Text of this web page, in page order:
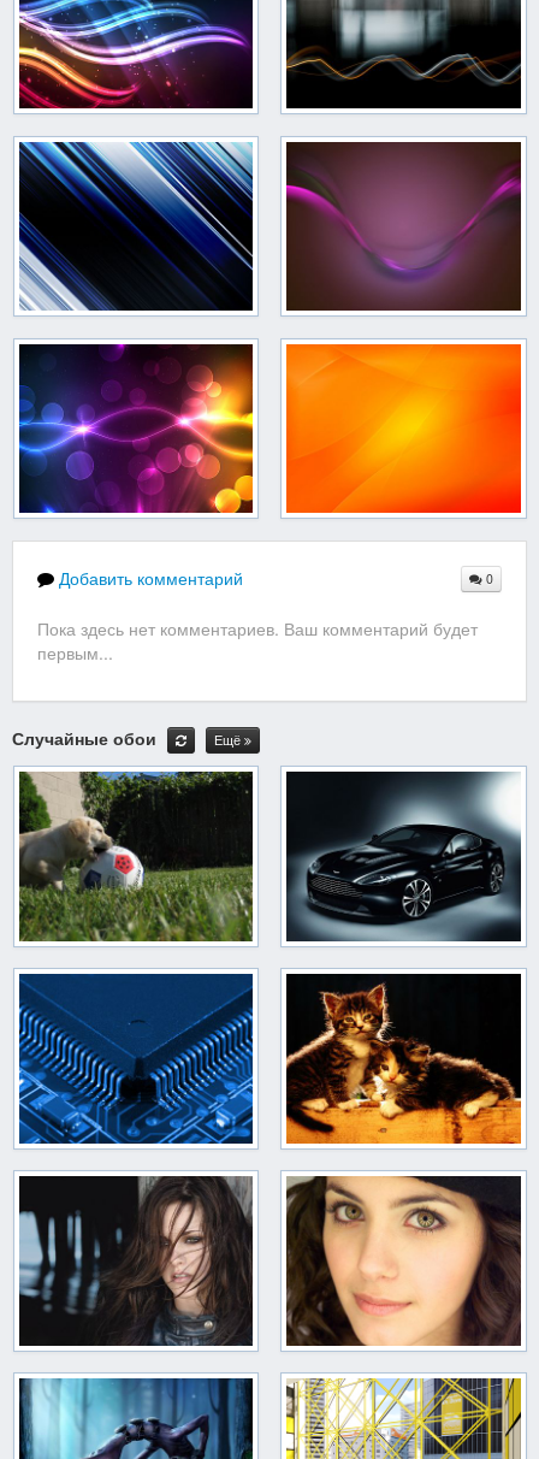
Добавить комментарий 0
Пока здесь нет комментариев. Ваш комментарий будет
первым...
Случайные обои Ещё